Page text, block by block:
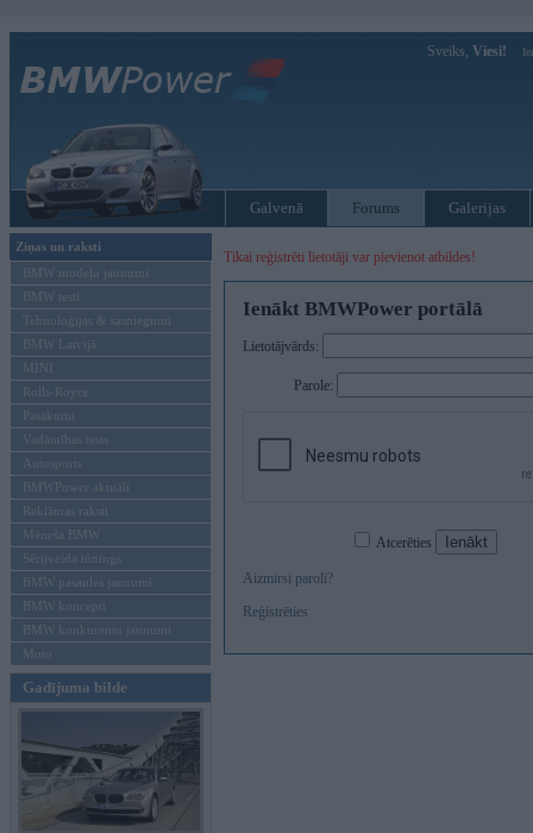
Sveiks, Viesi!
Galvenā Forums Galerijas
Ziņas un raksti
BMW modeļu jaunumi
BMW testi
Tehnoloģijas & sasniegumi
BMW Latvijā
MINI
Rolls-Royce
Pasākumi
Vadāmības tests
Autosports
BMWPower aktuāli
Reklāmas raksti
Mēneša BMW
Sērijveida tūnings
BMW pasaules jaunumi
BMW koncepti
BMW konkurentu jaunumi
Moto
Gadījuma bilde
Tikai reģistrēti lietotāji var pievienot atbildes!
Ienākt BMWPower portālā
Lietotājvārds:
Parole:
Atcerēties
Aizmirsi paroli?
Reģistrēties